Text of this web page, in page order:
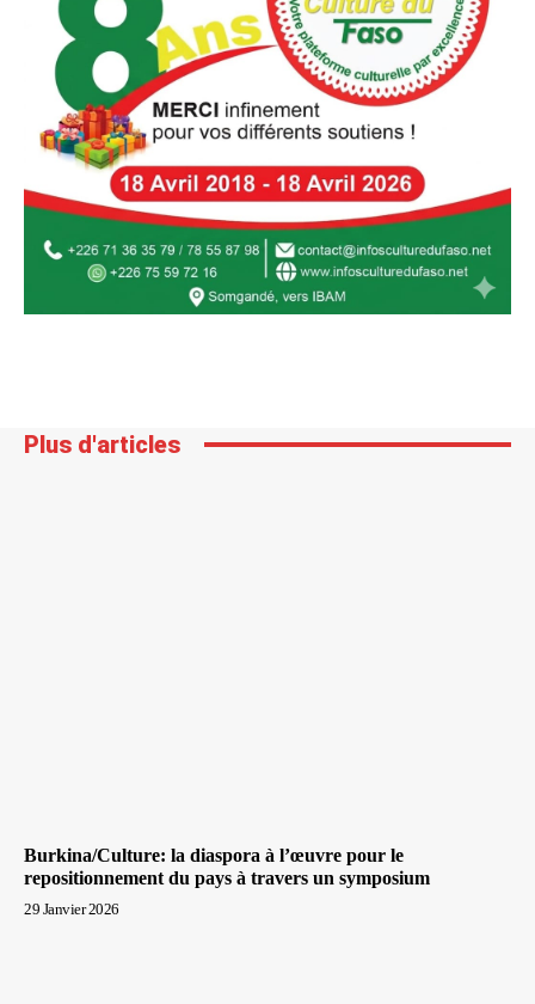
Plus d'articles
Burkina/Culture: la diaspora à l’œuvre pour le
repositionnement du pays à travers un symposium
29 Janvier 2026